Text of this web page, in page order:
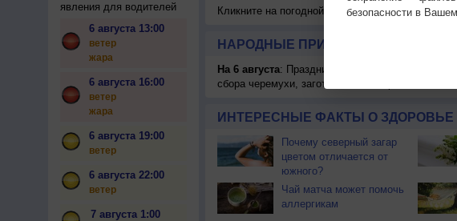
явления для водителей
6 августа 13:00
ветер
жара
6 августа 16:00
ветер
жара
6 августа 19:00
ветер
6 августа 22:00
ветер
7 августа 1:00
Кликните на погодной карте для получения
НАРОДНЫЕ ПРИМЕТЫ И ПРАЗДНИКИ
На 6 августа: Праздник жатвы. Почти
сбора черемухи, заготавливают березовые
ИНТЕРЕСНЫЕ ФАКТЫ О ЗДОРОВЬЕ
Почему северный загар
цветом отличается от
южного?
Чай матча может помочь
аллергикам
безопасности в